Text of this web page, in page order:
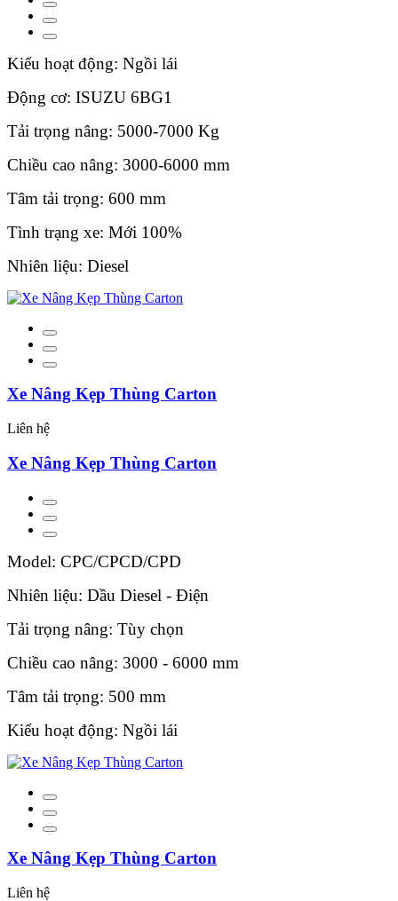
Kiểu hoạt động: Ngồi lái
Động cơ: ISUZU 6BG1
Tải trọng nâng: 5000-7000 Kg
Chiều cao nâng: 3000-6000 mm
Tâm tải trọng: 600 mm
Tình trạng xe: Mới 100%
Nhiên liệu: Diesel
Xe Nâng Kẹp Thùng Carton
Liên hệ
Xe Nâng Kẹp Thùng Carton
Model: CPC/CPCD/CPD
Nhiên liệu: Dầu Diesel - Điện
Tải trọng nâng: Tùy chọn
Chiều cao nâng: 3000 - 6000 mm
Tâm tải trọng: 500 mm
Kiểu hoạt động: Ngồi lái
Xe Nâng Kẹp Thùng Carton
Liên hệ